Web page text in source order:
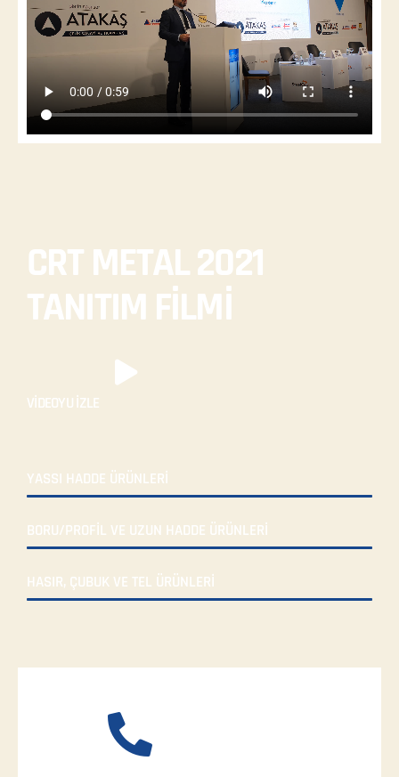
CRT METAL 2021
TANITIM FİLMİ
VİDEOYU İZLE
YASSI HADDE ÜRÜNLERİ
BORU/PROFİL VE UZUN HADDE ÜRÜNLERİ
HASIR, ÇUBUK VE TEL ÜRÜNLERİ